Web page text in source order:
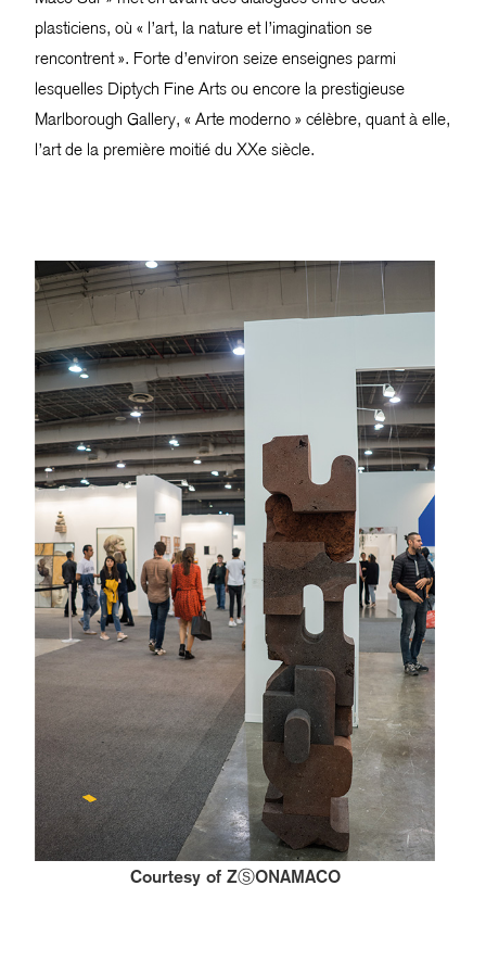
plasticiens, où « l’art, la nature et l’imagination se
rencontrent ». Forte d’environ seize enseignes parmi
lesquelles Diptych Fine Arts ou encore la prestigieuse
Marlborough Gallery, « Arte moderno » célèbre, quant à elle,
l’art de la première moitié du XXe siècle.
Courtesy of ZⓈONAMACO